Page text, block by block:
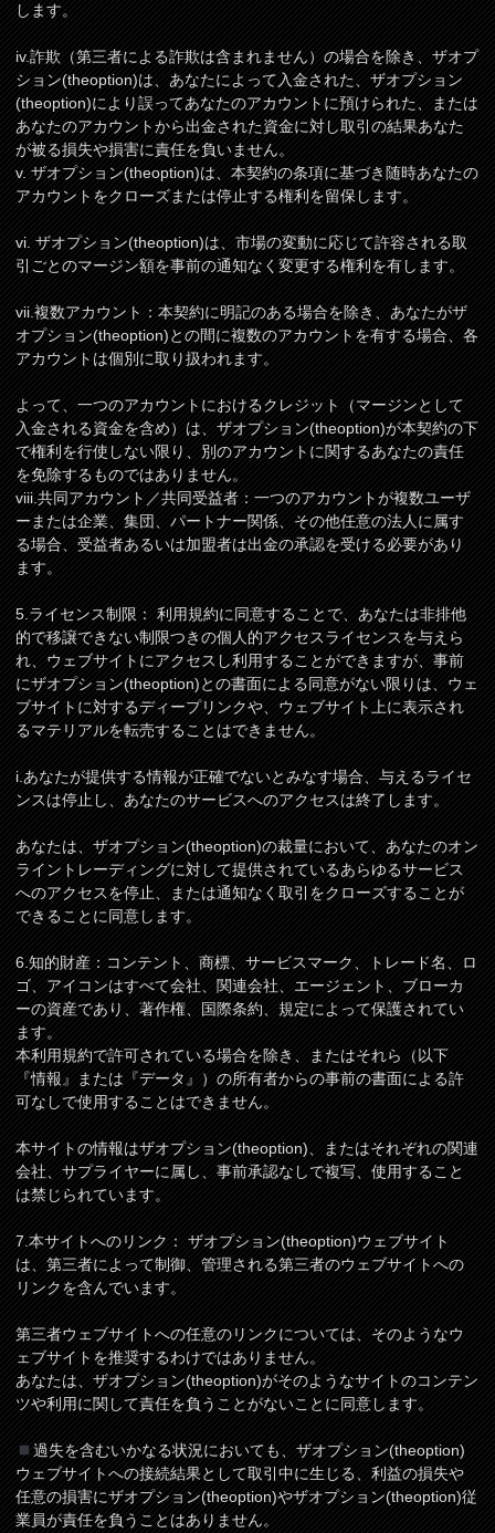
します。
iv.詐欺（第三者による詐欺は含まれません）の場合を除き、ザオプ
ション(theoption)は、あなたによって入金された、ザオプション
(theoption)により誤ってあなたのアカウントに預けられた、または
あなたのアカウントから出金された資金に対し取引の結果あなた
が被る損失や損害に責任を負いません。
v. ザオプション(theoption)は、本契約の条項に基づき随時あなたの
アカウントをクローズまたは停止する権利を留保します。
vi. ザオプション(theoption)は、市場の変動に応じて許容される取
引ごとのマージン額を事前の通知なく変更する権利を有します。
vii.複数アカウント：本契約に明記のある場合を除き、あなたがザ
オプション(theoption)との間に複数のアカウントを有する場合、各
アカウントは個別に取り扱われます。
よって、一つのアカウントにおけるクレジット（マージンとして
入金される資金を含め）は、ザオプション(theoption)が本契約の下
で権利を行使しない限り、別のアカウントに関するあなたの責任
を免除するものではありません。
viii.共同アカウント／共同受益者：一つのアカウントが複数ユーザ
ーまたは企業、集団、パートナー関係、その他任意の法人に属す
る場合、受益者あるいは加盟者は出金の承認を受ける必要があり
ます。
5.ライセンス制限： 利用規約に同意することで、あなたは非排他
的で移譲できない制限つきの個人的アクセスライセンスを与えら
れ、ウェブサイトにアクセスし利用することができますが、事前
にザオプション(theoption)との書面による同意がない限りは、ウェ
ブサイトに対するディープリンクや、ウェブサイト上に表示され
るマテリアルを転売することはできません。
i.あなたが提供する情報が正確でないとみなす場合、与えるライセ
ンスは停止し、あなたのサービスへのアクセスは終了します。
あなたは、ザオプション(theoption)の裁量において、あなたのオン
ライントレーディングに対して提供されているあらゆるサービス
へのアクセスを停止、または通知なく取引をクローズすることが
できることに同意します。
6.知的財産：コンテント、商標、サービスマーク、トレード名、ロ
ゴ、アイコンはすべて会社、関連会社、エージェント、ブローカ
ーの資産であり、著作権、国際条約、規定によって保護されてい
ます。
本利用規約で許可されている場合を除き、またはそれら（以下
『情報』または『データ』）の所有者からの事前の書面による許
可なしで使用することはできません。
本サイトの情報はザオプション(theoption)、またはそれぞれの関連
会社、サプライヤーに属し、事前承認なしで複写、使用すること
は禁じられています。
7.本サイトへのリンク： ザオプション(theoption)ウェブサイト
は、第三者によって制御、管理される第三者のウェブサイトへの
リンクを含んでいます。
第三者ウェブサイトへの任意のリンクについては、そのようなウ
ェブサイトを推奨するわけではありません。
あなたは、ザオプション(theoption)がそのようなサイトのコンテン
ツや利用に関して責任を負うことがないことに同意します。
過失を含むいかなる状況においても、ザオプション(theoption)
ウェブサイトへの接続結果として取引中に生じる、利益の損失や
任意の損害にザオプション(theoption)やザオプション(theoption)従
業員が責任を負うことはありません。